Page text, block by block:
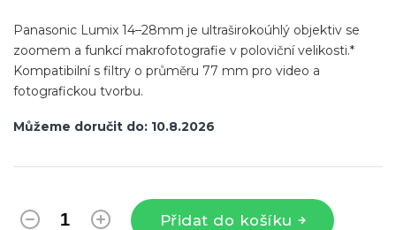
Můžeme doručit do: 10.8.2026
Přidat do košíku
Panasonic Lumix 14–28mm je ultraširokoúhlý objektiv se
zoomem a funkcí makrofotografie v poloviční velikosti.*
Kompatibilní s filtry o průměru 77 mm pro video a
fotografickou tvorbu.